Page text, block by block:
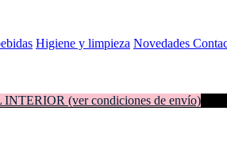
Higiene y limpieza Novedades
(ver condiciones de envío)